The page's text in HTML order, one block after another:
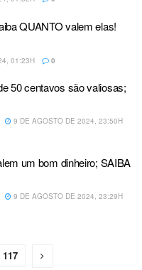
QUANTO valem elas!
01:23H
0
50 centavos são valiosas;
9 DE AGOSTO DE 2024, 23:50H
um bom dinheiro; SAIBA
9 DE AGOSTO DE 2024, 23:29H
117